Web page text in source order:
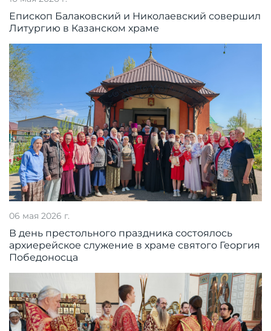
Епископ Балаковский и Николаевский совершил
Литургию в Казанском храме
06 мая 2026 г.
В день престольного праздника состоялось
архиерейское служение в храме святого Георгия
Победоносца